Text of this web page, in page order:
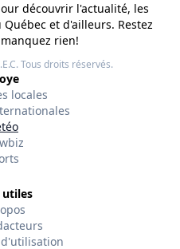
découvrir l'actualité, les
et d'ailleurs. Restez
rien!
Tous droits réservés.
locales
utiles